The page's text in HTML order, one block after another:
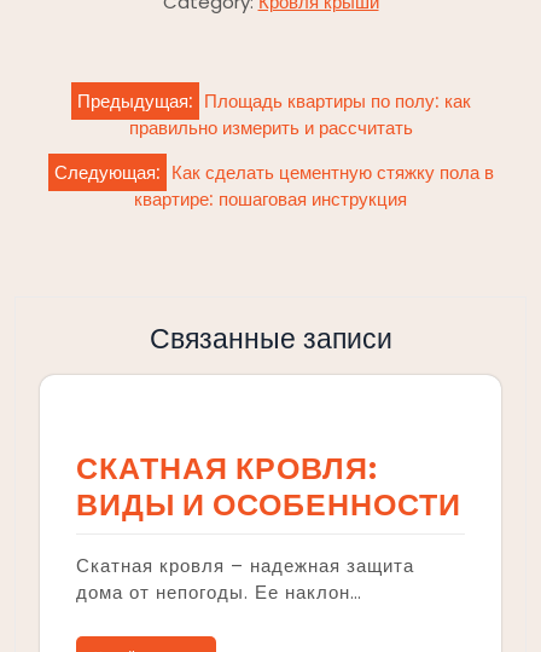
Навигация
записям
Предыдущая: Площадь квартиры по полу: как
правильно измерить и рассчитать
Следующая: Как сделать цементную стяжку пола в
квартире: пошаговая инструкция
Связанные записи
СКАТНАЯ КРОВЛЯ:
ВИДЫ И ОСОБЕННОСТИ
Скатная кровля – надежная защита
дома от непогоды. Ее наклон…